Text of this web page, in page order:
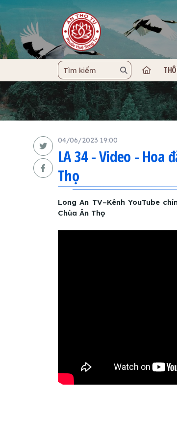
04/06/2023 19:00
LA 34 - Video - Hoa
Thọ
Long An TV–Kênh YouTube
Chùa Ân Thọ